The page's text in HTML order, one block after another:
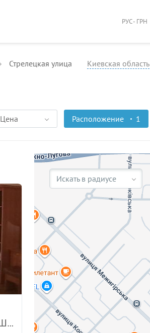
РУС - ГРН
Стрелецкая улица Киевская область
Цена Расположение 1
Аренда 1-ком. Стрелецкая Шевченковский р
Искать в радиусе